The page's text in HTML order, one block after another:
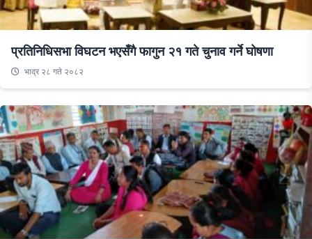
प्रतिनिधिसभा विघटन भएसँगै फागुन २१ गते चुनाव गर्ने घोषणा
भाद्र २८ गते २०८२